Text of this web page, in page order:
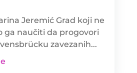
Jeremić Grad koji ne
ga naučiti da progovori
zavezanih...